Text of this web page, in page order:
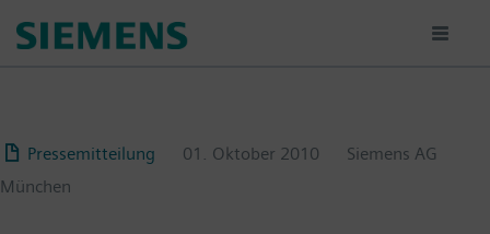
para
Pressemitteilung
01. Oktober 2010
Siemens AG
München